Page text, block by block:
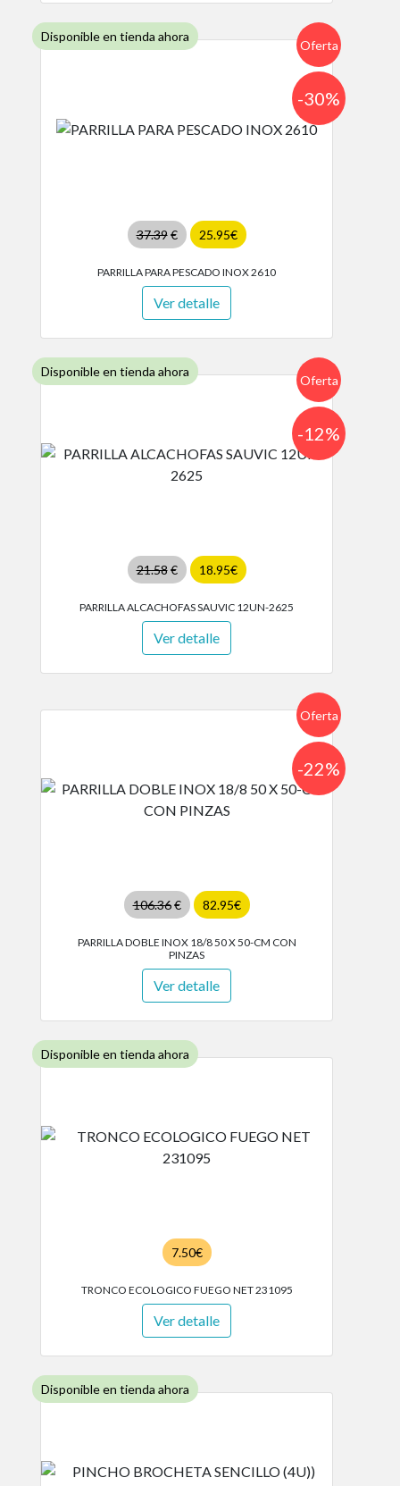
Disponible en tienda ahora
Oferta
37.39€ 25.95€
-30%
PARRILLA PARA PESCADO INOX 2610
Ver detalle
Disponible en tienda ahora
Oferta
21.58€ 18.95€
-12%
PARRILLA ALCACHOFAS SAUVIC 12UN-2625
Ver detalle
Oferta
106.36€ 82.95€
-22%
PARRILLA DOBLE INOX 18/8 50 X 50-CM CON
PINZAS
Ver detalle
Disponible en tienda ahora
7.50€
TRONCO ECOLOGICO FUEGO NET 231095
Ver detalle
Disponible en tienda ahora